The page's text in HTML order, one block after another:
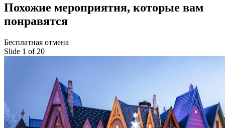
Похожие мероприятия, которые вам
понравятся
Бесплатная отмена
Slide 1 of 20